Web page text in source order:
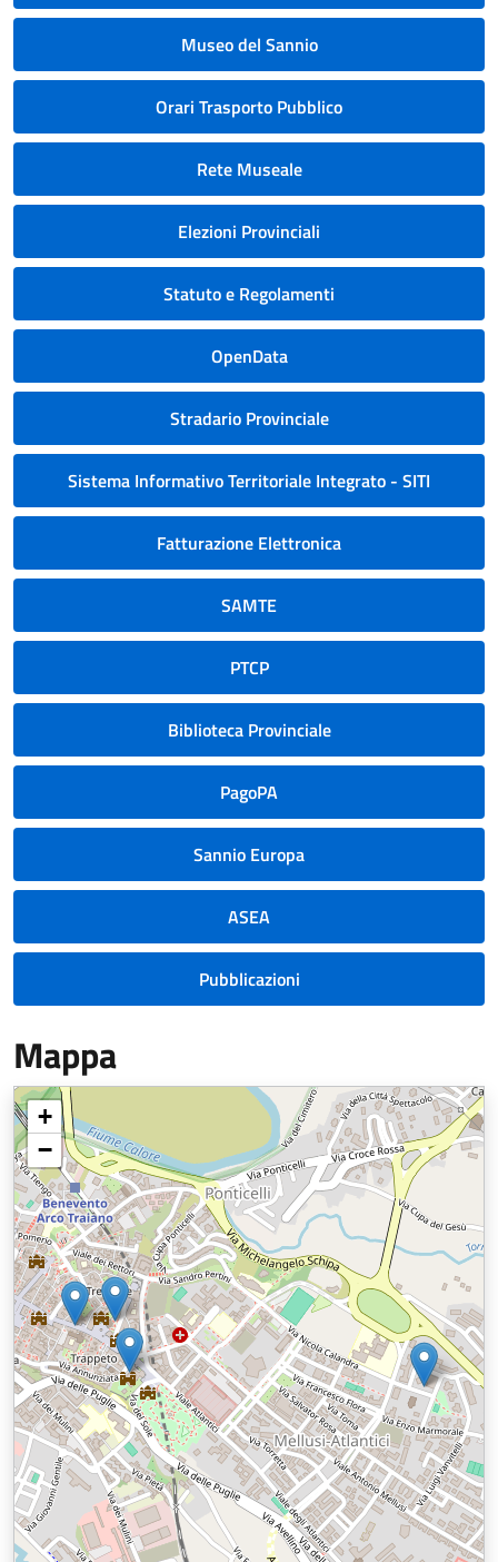
Museo del Sannio
Orari Trasporto Pubblico
Rete Museale
Elezioni Provinciali
Statuto e Regolamenti
OpenData
Stradario Provinciale
Sistema Informativo Territoriale Integrato - SITI
Fatturazione Elettronica
SAMTE
PTCP
Biblioteca Provinciale
PagoPA
Sannio Europa
ASEA
Pubblicazioni
Mappa
+
−